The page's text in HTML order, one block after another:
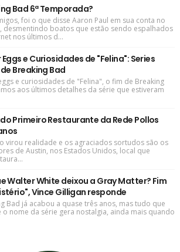
Bad 6ª Temporada?
foi o que disse Aaron Paul em sua conta no
desmentindo boatos que estão sendo espalhados
nos últimos d...
Eggs e Curiosidades de "Felina": Series
Breaking Bad
e curiosidades de "Felina", o fim de Breaking
aos últimos detalhes da série que estiveram
Primeiro Restaurante da Rede Pollos
virou realidade e os agraciados sortudos são os
de Austin, nos Estados Unidos, local que
Walter White deixou a Gray Matter? Fim
Vince Gilligan responde
Bad já acabou a quase três anos, mas tudo que
o nome da série gera nostalgia, ainda mais quando